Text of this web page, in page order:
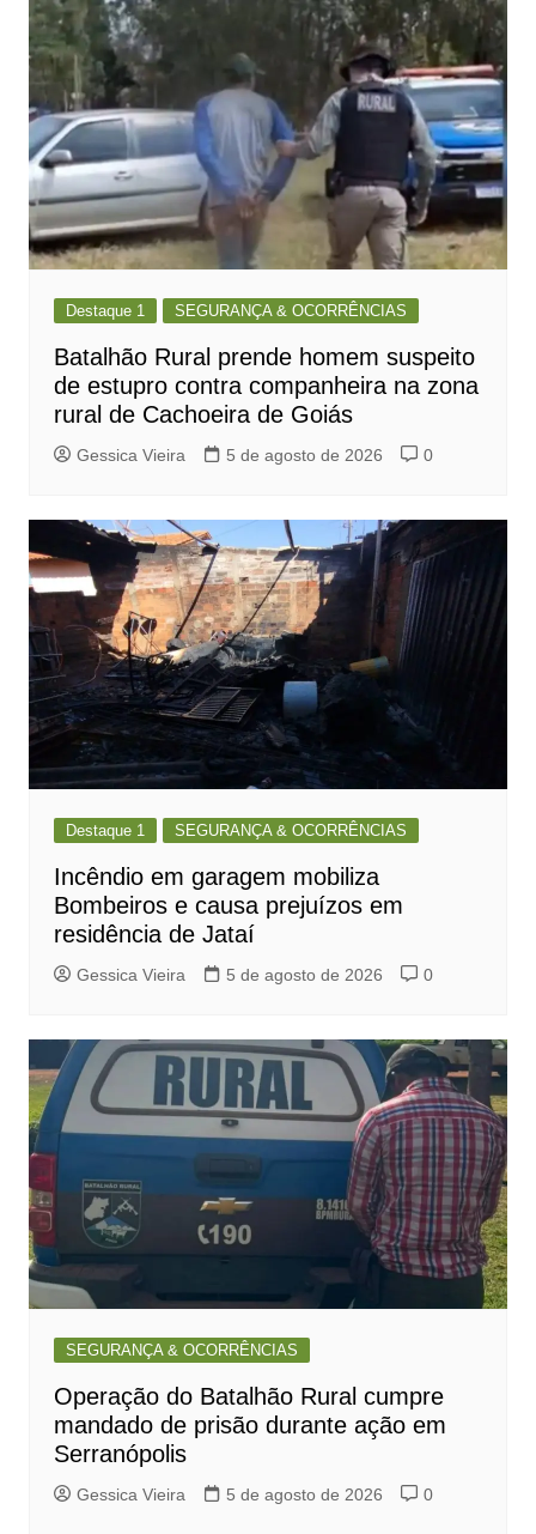
Destaque 1 SEGURANÇA & OCORRÊNCIAS
Batalhão Rural prende homem suspeito
de estupro contra companheira na zona
rural de Cachoeira de Goiás
Gessica Vieira 5 de agosto de 2026 0
Destaque 1 SEGURANÇA & OCORRÊNCIAS
Incêndio em garagem mobiliza
Bombeiros e causa prejuízos em
residência de Jataí
Gessica Vieira 5 de agosto de 2026 0
SEGURANÇA & OCORRÊNCIAS
Operação do Batalhão Rural cumpre
mandado de prisão durante ação em
Serranópolis
Gessica Vieira 5 de agosto de 2026 0